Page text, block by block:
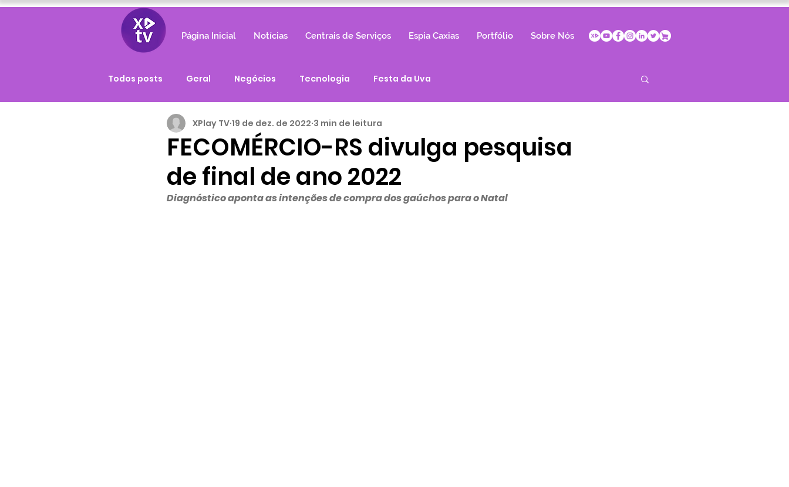
Página Inicial Notícias Centrais de Serviços Espia Caxias Portfólio Sobre Nós
Todos posts Geral Negócios Tecnologia Festa da Uva
FECOMÉRCIO-RS divulga pesquisa
de final de ano 2022
XPlay TV 19 de dez. de 2022 3 min de leitura
Diagnóstico aponta as intenções de compra dos gaúchos para o Natal